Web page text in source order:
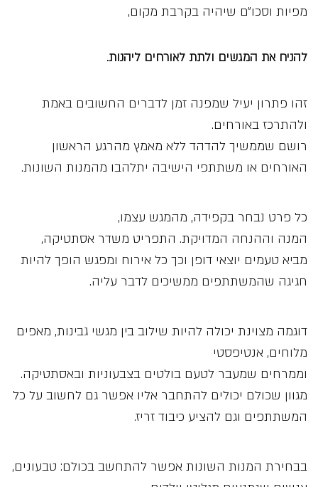
מפיות וסכו״ם שיהיה בקרבת מקום,
להניח את המגשים ולתת לאורחים ליהנות.
זהו פתרון יעיל שמפנה זמן לדברים החשובים באמת
ולהתרכז באורחים.
רושם שממשיך להדהד ללא מאמץ מהרגע הראשון
האורחים או משתתפי הישיבה יתלהבו מהמנות השונות.
כל פרט נבחר בקפידה, מהמגש עצמו,
המנה וההנחה המדויקת. התפריט משדר אסתטיקה,
מביא טעמים יוצאי דופן וכך כל אירוח ומפגש הופך להיות
חגיגה שהמשתתפים ממשיכים לדבר עליה.
דוגמה מצוינת יכולה להיות שילוב בין מגשי גבינות, מאפים
מלוחים, אנטיפסטי
וממרחים שמעבר לטעם בולטים בצבעוניות ובאסתטיקה.
מגוון שכולם יכולים להתחבר אליו אפשר גם לחשוב על כל
המשתתפים וגם להציע כיבוד זריז.
בבחירת המנות השונות אפשר להתחשב בכולם: טבעונים,